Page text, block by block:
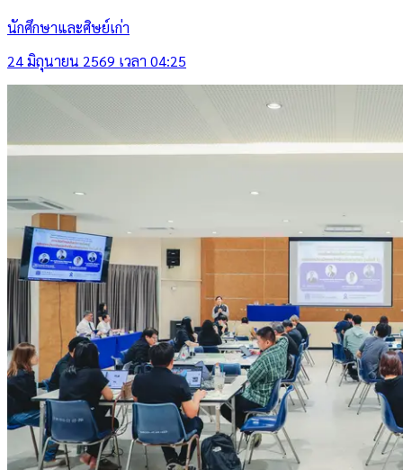
นักศึกษาและศิษย์เก่า
24 มิถุนายน 2569 เวลา 04:25